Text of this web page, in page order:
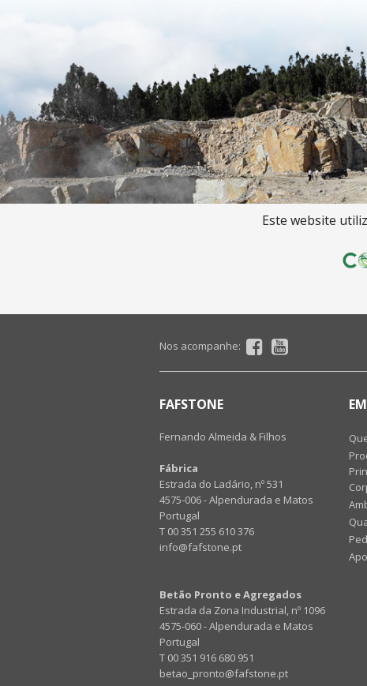
Este website
Nos acompanhe:
FAFSTONE
Fernando Almeida & Filhos
Fábrica
Estrada do Ladário, nº 531
4575-006 - Alpendurada e Matos
Portugal
T 00 351 255 610 376
info@fafstone.pt
Betão Pronto e Agregados
Estrada da Zona Industrial, nº 1096
4575-060 - Alpendurada e Matos
Portugal
T 00 351 916 680 951
betao_pronto@fafstone.pt